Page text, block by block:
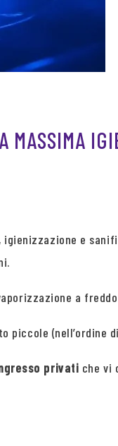
MASSIMA
igienizzazione e
a freddo
(nell’ordine
privati che vi